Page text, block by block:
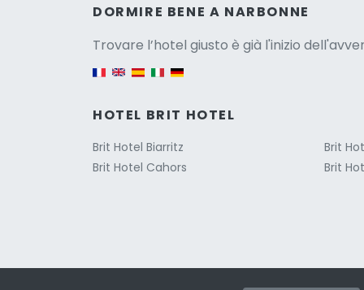
DORMIRE BENE A NARBONNE
Trovare l’hotel giusto è già l'inizio
HOTEL BRIT HOTEL
Brit Hotel Biarritz
Brit Hotel Cahors
Brit
Brit